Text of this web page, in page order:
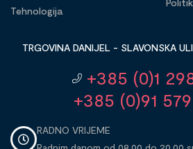
Tehnologija
TRGOVINA DANIJEL - SLAVONSKA
+385 (0)1
+385 (0)91
RADNO VRIJEME